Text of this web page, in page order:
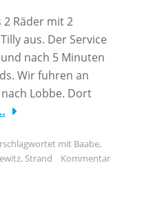
Räder mit 2
aus. Der Service
nach 5 Minuten
Wir fuhren an
Lobbe. Dort
mit Baabe,
, Strand
Kommentar